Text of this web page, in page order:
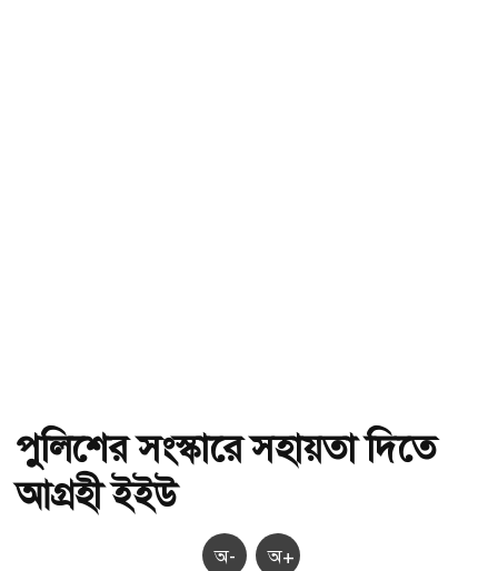
পুলিশের সংস্কারে সহায়তা দিতে
আগ্রহী ইইউ
অ- অ+